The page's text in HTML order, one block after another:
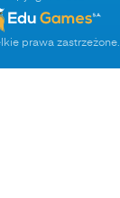
prawa zastrzeżone.